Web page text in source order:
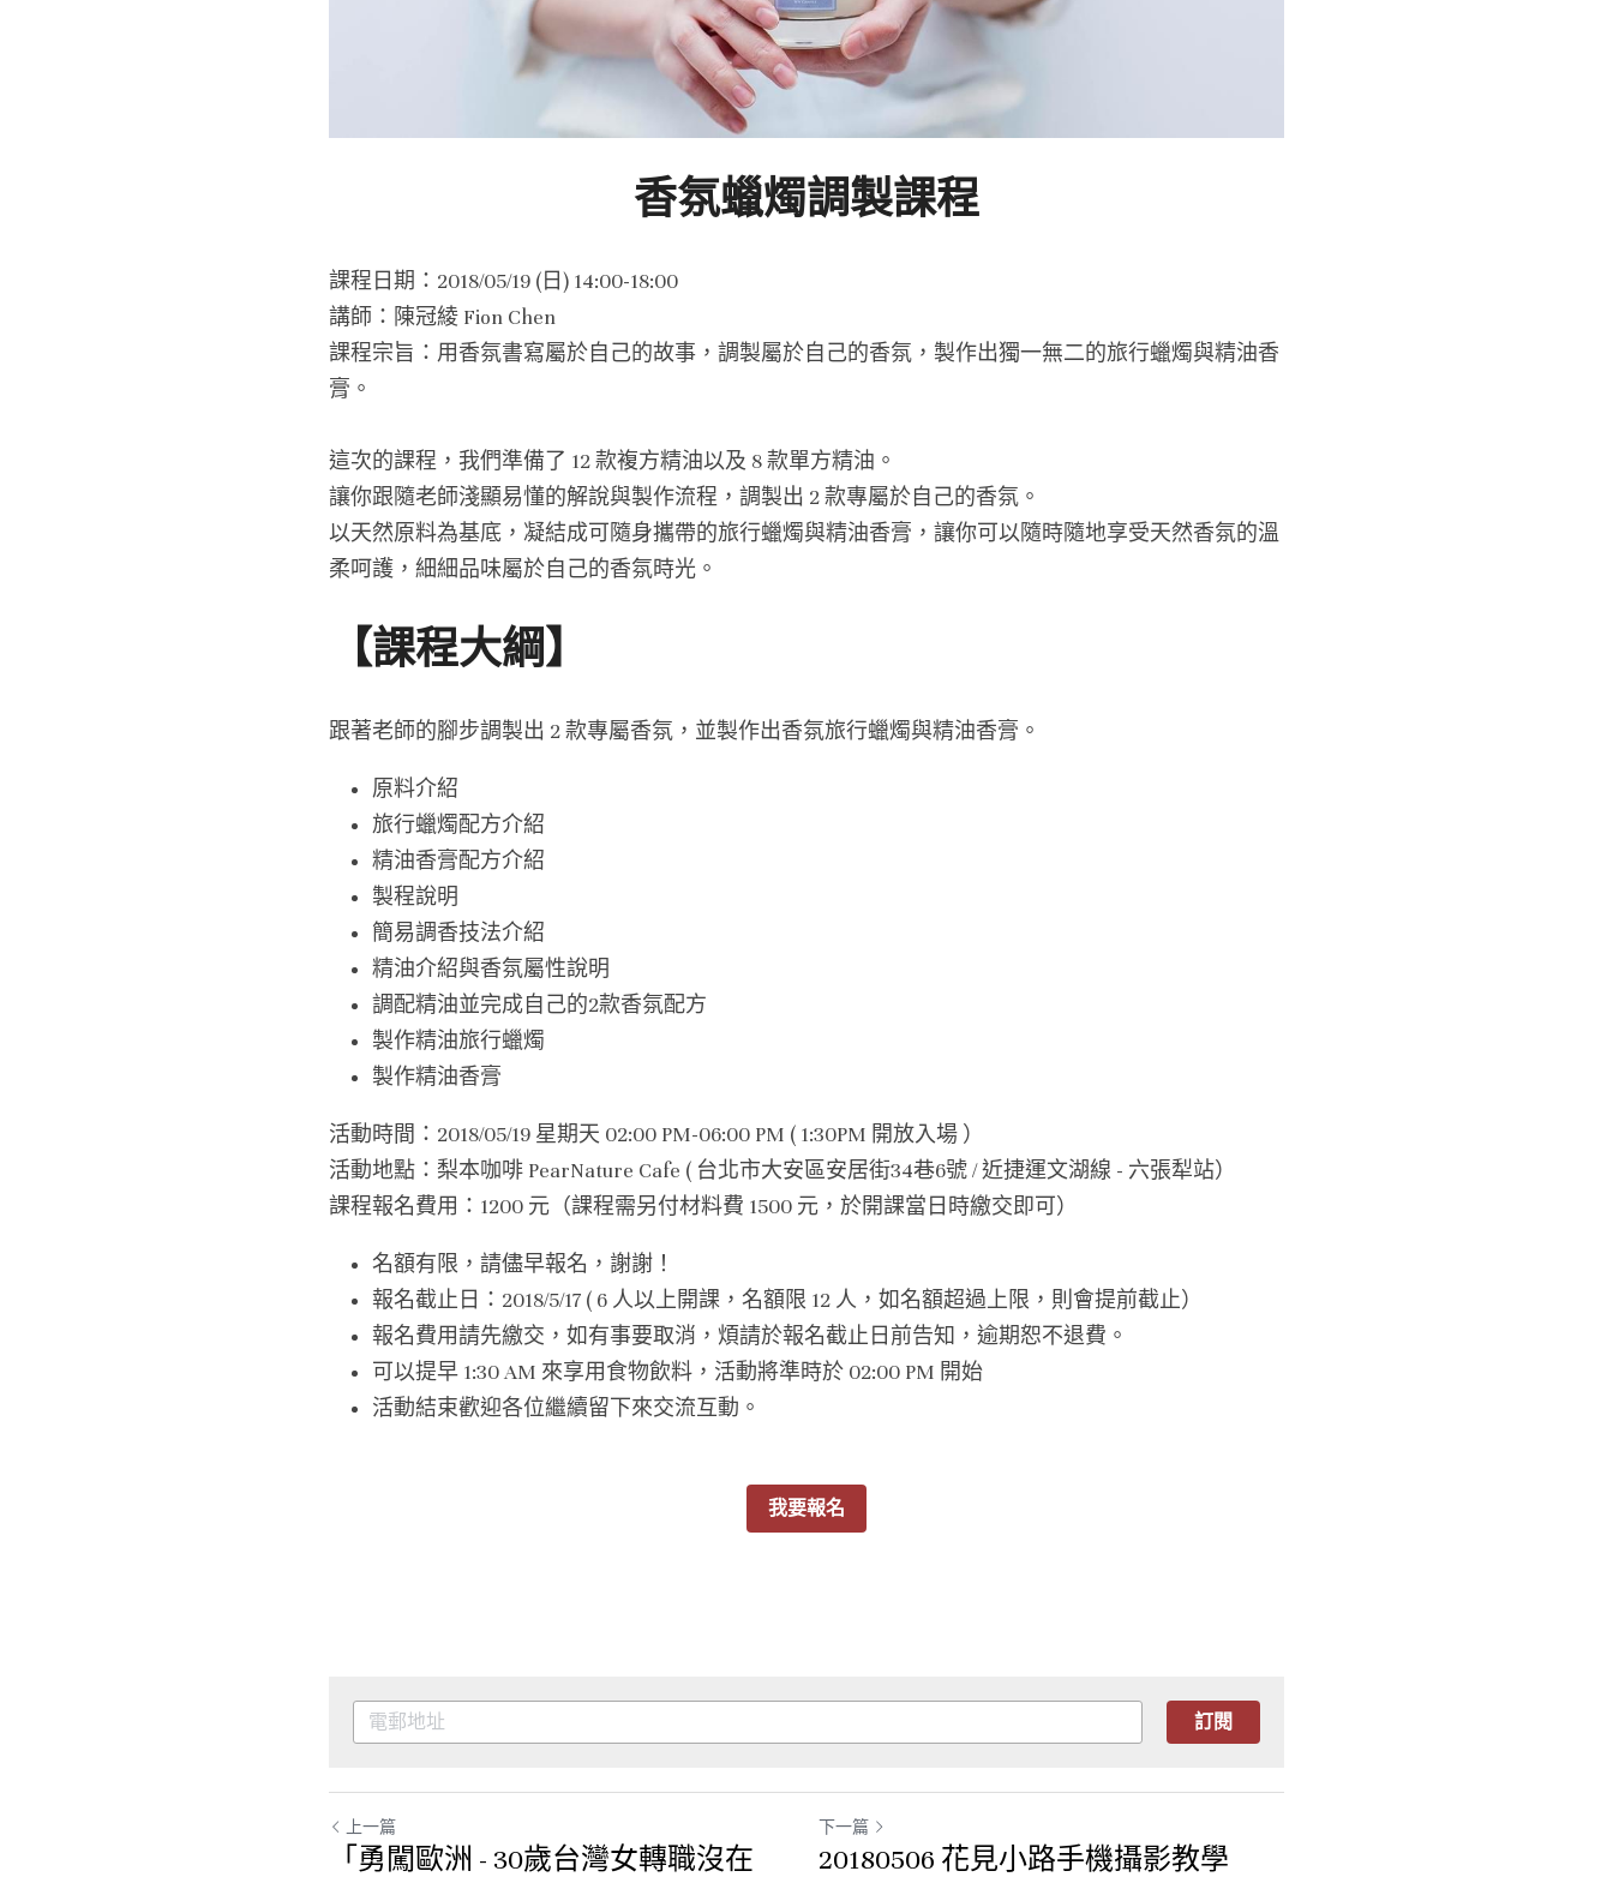
香氛蠟燭調製課程
課程日期：2018/05/19 (日) 14:00-18:00
講師：陳冠綾 Fion Chen
課程宗旨：用香氛書寫屬於自己的故事，調製屬於自己的香氛，製作出獨一無二的旅行蠟燭與精油香
膏。
這次的課程，我們準備了 12 款複方精油以及 8 款單方精油。
讓你跟隨老師淺顯易懂的解說與製作流程，調製出 2 款專屬於自己的香氛。
以天然原料為基底，凝結成可隨身攜帶的旅行蠟燭與精油香膏，讓你可以隨時隨地享受天然香氛的溫
柔呵護，細細品味屬於自己的香氛時光。
【課程大綱】
跟著老師的腳步調製出 2 款專屬香氛，並製作出香氛旅行蠟燭與精油香膏。
原料介紹
旅行蠟燭配方介紹
精油香膏配方介紹
製程說明
簡易調香技法介紹
精油介紹與香氛屬性說明
調配精油並完成自己的2款香氛配方
製作精油旅行蠟燭
製作精油香膏
活動時間：2018/05/19 星期天 02:00 PM-06:00 PM ( 1:30PM 開放入場 ）
活動地點：梨本咖啡 PearNature Cafe ( 台北市大安區安居街34巷6號 / 近捷運文湖線 - 六張犁站）
課程報名費用：1200 元（課程需另付材料費 1500 元，於開課當日時繳交即可）
名額有限，請儘早報名，謝謝！
報名截止日：2018/5/17 ( 6 人以上開課，名額限 12 人，如名額超過上限，則會提前截止）
報名費用請先繳交，如有事要取消，煩請於報名截止日前告知，逾期恕不退費。
可以提早 1:30 AM 來享用食物飲料，活動將準時於 02:00 PM 開始
活動結束歡迎各位繼續留下來交流互動。
我要報名
訂閱
上一篇
「勇闖歐洲 - 30歲台灣女轉職沒在
下一篇
20180506 花見小路手機攝影教學